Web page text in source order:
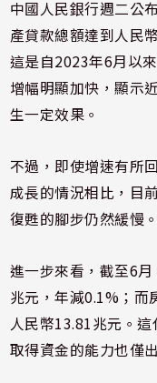
中國人民銀行週二公
產貸款總額達到人民
這是自2023年6月以
增幅明顯加快，顯示
生一定效果。
不過，即使增速有所
成長的情況相比，目
復甦的腳步仍然緩慢。
進一步來看，截至6
兆元，年減0.1%；而
人民幣13.81兆元。
取得資金的能力也僅